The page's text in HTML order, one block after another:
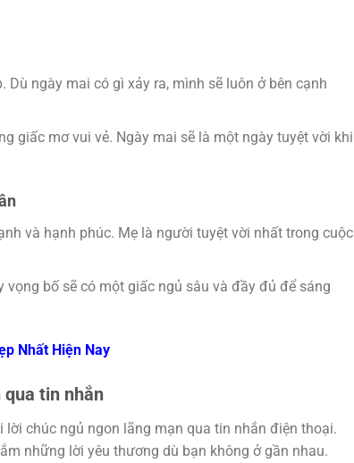
Dù ngày mai có gì xảy ra, mình sẽ luôn ở bên cạnh
giấc mơ vui vẻ. Ngày mai sẽ là một ngày tuyệt vời khi
và hạnh phúc. Mẹ là người tuyệt vời nhất trong cuộc
vọng bố sẽ có một giấc ngủ sâu và đầy đủ để sáng
Nhất Hiện Nay
qua tin nhắn
chúc ngủ ngon lãng mạn qua tin nhắn điện thoại.
những lời yêu thương dù bạn không ở gần nhau.